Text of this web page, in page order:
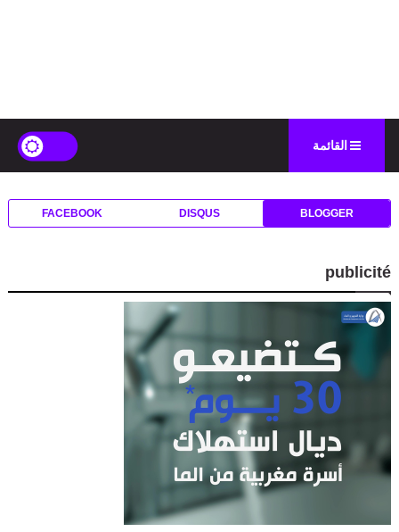
القائمة
BLOGGER
DISQUS
FACEBOOK
publicité